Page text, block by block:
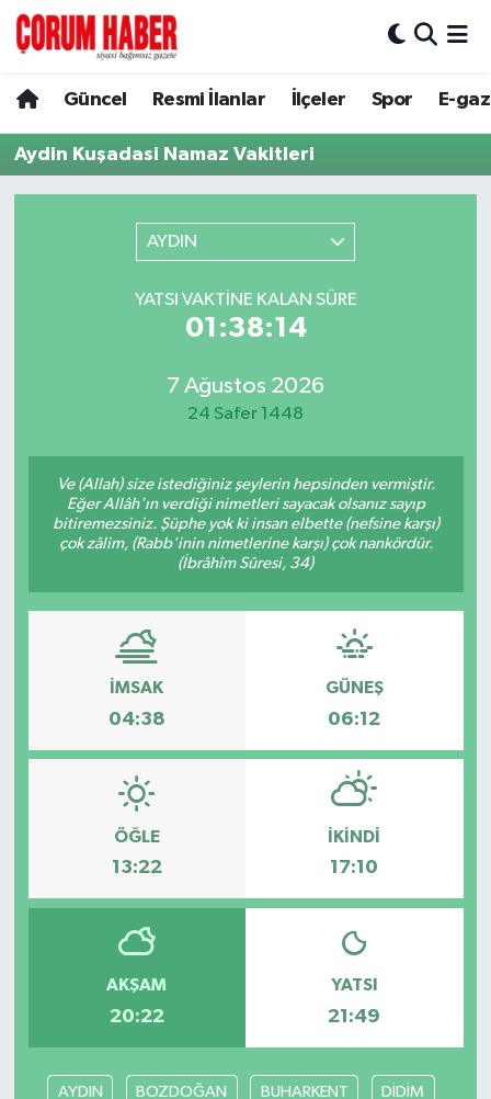
Güncel Resmi İlanlar İlçeler Spor E-
Aydin Kuşadasi Namaz Vakitleri
AYDIN
YATSI VAKTINE KALAN SÜRE
01:38:14
7 Ağustos 2026
24 Safer 1448
Ve (Allah) size istediğiniz şeylerin hepsinden vermiştir.
Eğer Allâh'ın verdiği nimetleri sayacak olsanız sayıp
bitiremezsiniz. Şüphe yok ki insan elbette (nefsine karşı)
çok zâlim, (Rabb'inin nimetlerine karşı) çok nankördür.
(İbrâhîm Sûresi, 34)
İMSAK
04:38
GÜNEŞ
06:12
ÖĞLE
13:22
İKINDI
17:10
AKŞAM
20:22
YATSI
21:49
AYDIN BOZDOĞAN BUHARKENT DİDİM
Spor
Resmi İlanlar
İskilip
Kargı
Mecitözü
Oğuzlar
Ortaköy
Osmancık
Sungurlu
Sağlık
Hava Durumu
Çorum Namaz Vakitleri
Trafik Durumu
Süper Lig Puan Durumu ve Fikstür
Son Dakika Haberleri
Haber Arşivi